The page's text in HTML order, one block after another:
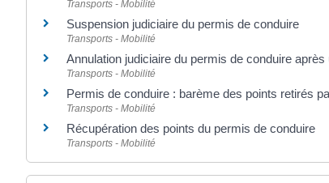
Transports - Mobilité
Suspension judiciaire du permis de conduire
Transports - Mobilité
Annulation judiciaire du permis de conduire après
Transports - Mobilité
Permis de conduire : barème des points retirés
Transports - Mobilité
Récupération des points du permis de conduire
Transports - Mobilité